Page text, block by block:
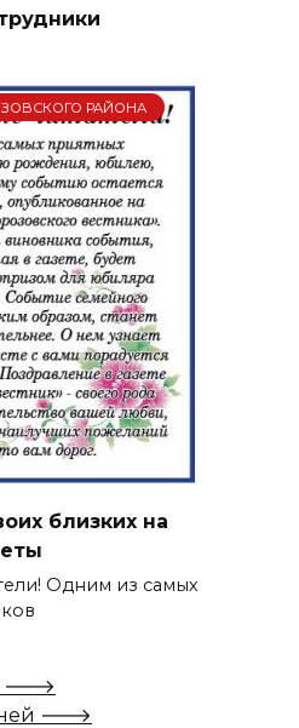
РАЙОНА
близких на
Одним из самых
🡒
дней 🡒